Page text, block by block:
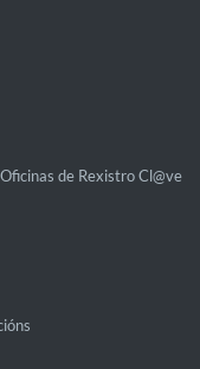
de Rexistro Cl@ve